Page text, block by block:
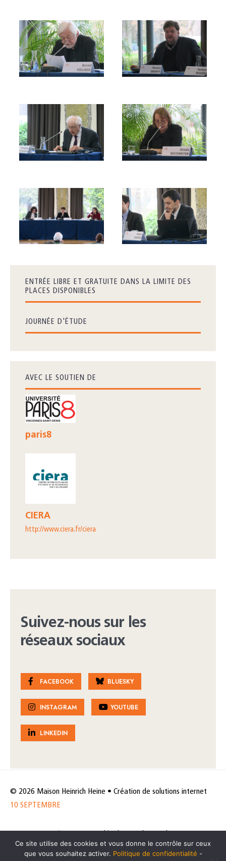
ENTRÉE LIBRE ET GRATUITE DANS LA LIMITE DES
PLACES DISPONIBLES
JOURNÉE D'ÉTUDE
AVEC LE SOUTIEN DE
paris8
CIERA
http://www.ciera.fr/ciera
Suivez-nous sur les
réseaux sociaux
FACEBOOK BLUESKY
INSTAGRAM YOUTUBE
LINKEDIN
© 2026 Maison Heinrich Heine • Création de solutions internet
10 SEPTEMBRE
de données
Politique des cookies
Ce site utilise des cookies et vous donne le contrôle sur ceux
que vous souhaitez activer. Politique de confidentialité -